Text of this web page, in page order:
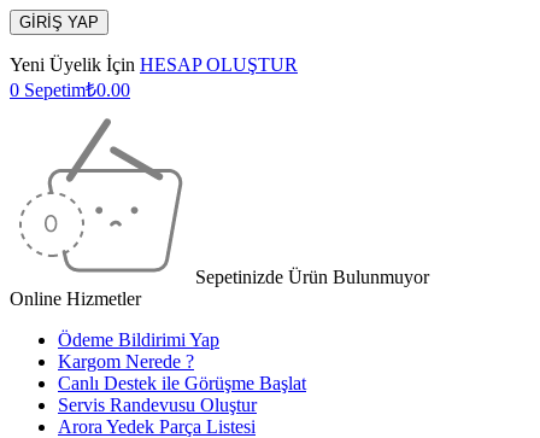
Yeni Üyelik İçin HESAP OLUŞTUR
0 Sepetim₺0.00
Sepetinizde Ürün Bulunmuyor
Online Hizmetler
Ödeme Bildirimi Yap
Kargom Nerede ?
Canlı Destek ile Görüşme Başlat
Servis Randevusu Oluştur
Arora Yedek Parça Listesi